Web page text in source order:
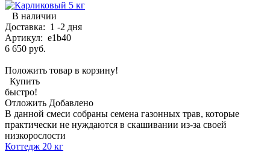
В наличии
Доставка: 1 -2 дня
Артикул: e1b40
6 650 руб.
Положить товар в корзину!
Купить
быстро!
Отложить Добавлено
В данной смеси собраны семена газонных трав, которые
практически не нуждаются в скашивании из-за своей
низкорослости
Коттедж 20 кг